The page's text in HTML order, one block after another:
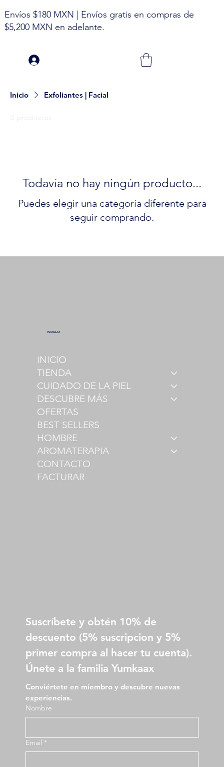
Envíos $180 MXN | Envíos gratis en compras de
$5,200 MXN en adelante.
Inicio Exfoliantes | Facial
Todavía no hay ningún producto...
Puedes elegir una categoría diferente para
seguir comprando.
YUMKAAX
INICIO
TIENDA
CUIDADO DE LA PIEL
DESCUBRE MÁS
OFERTAS
BEST SELLERS
HOMBRE
AROMATERAPIA
CONTACTO
FACTURAR
Suscríbete y obtén 10% de
descuento (5% suscripcion y 5%
primer compra al hacer tu cuenta).
Únete a la familia Yumkaax
Conviértete en miembro y descubre nuevas
experiencias.
Nombre
Email *